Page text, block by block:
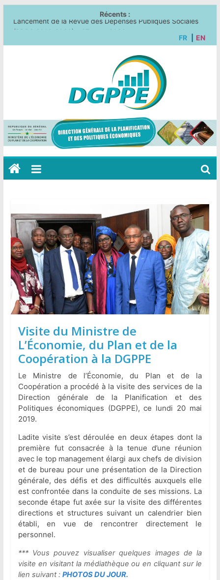
Récents :
Lancement de la Revue des Dépenses Publiques Sociales
Atelier de validation du rapport national de la RNV 2026
Atelier consultatif avec le Système des Nations unies (SNU) –
Stratégie nationale de sortie du Sénégal de la catégorie des
PMA – 01 juillet 2026
UCSPE et ONU Femmes : vers une consolidation stratégique
des indicateurs ODD pour la VNR 2026 – 04 mai 2026
Renforcement des capacités des agents de la DGPPE sur Excel
Avancé et Power BI – 30 mars 2026
EN
FR
Visite du Ministre de
L’Économie, du Plan et de la
Coopération à la DGPPE
Le Ministre de l’Économie, du Plan et de la
Coopération a procédé à la visite des services de la
Direction générale de la Planification et des
Politiques économiques (DGPPE), ce lundi 20 mai
2019.
Ladite visite s’est déroulée en deux étapes dont la
première fut consacrée à la tenue d’une réunion
avec le top management élargi aux chefs de division
et de bureau pour une présentation de la Direction
générale, des défis et des difficultés auxquels elle
est confrontée dans la conduite de ses missions. La
seconde étape fut axée sur la visite des différentes
directions et structures suivant un calendrier bien
établi, en vue de rencontrer directement le
personnel.
*** Vous pouvez visualiser quelques images de la
visite en visitant la médiathèque ou en cliquant sur le
lien suivant : PHOTOS DU JOUR.